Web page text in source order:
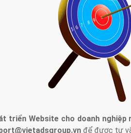
triển Website cho doanh nghiệp
để được tư